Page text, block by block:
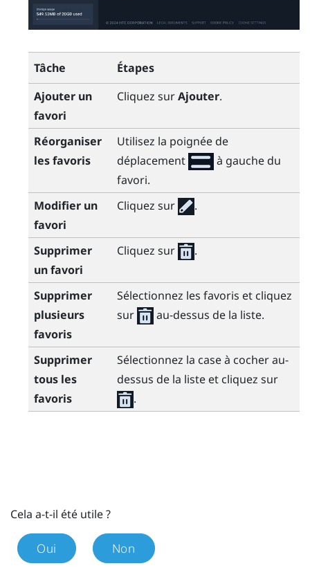
Tâche
Étapes
Ajouter un
favori
Cliquez surAjouter.
Réorganiser
les favoris
Utilisez la poignée de
déplacement
à gauche du
favori.
Modifier un
favori
Cliquez sur .
Supprimer
un favori
Cliquez sur .
Supprimer
plusieurs
favoris
Sélectionnez les favoris et cliquez
sur
au-dessus de la liste.
Supprimer
tous les
favoris
Sélectionnez la case à cocher au-
dessus de la liste et cliquez sur
.
Cela a-t-il été utile ?
Oui Non